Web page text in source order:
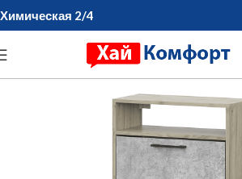
Химическая 2/4